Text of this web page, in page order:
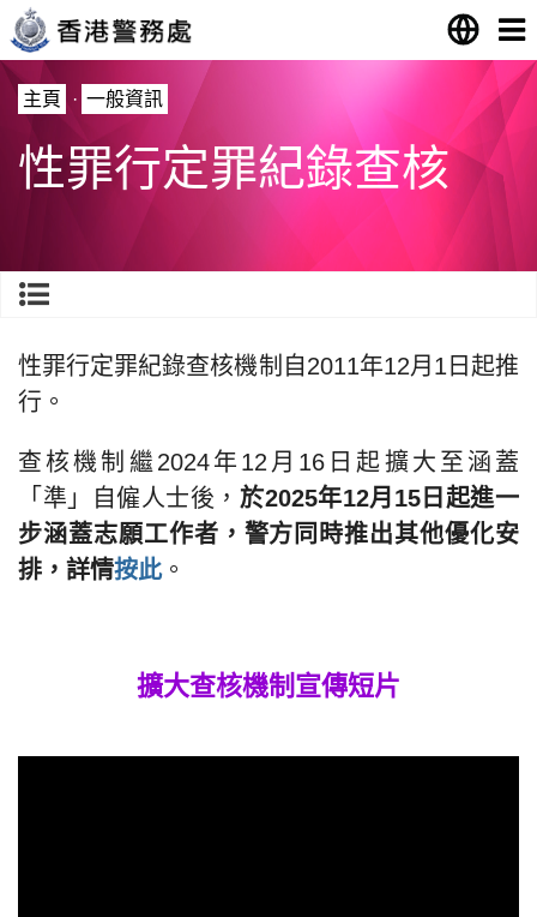
主頁 · 一般資訊
性罪行定罪紀錄查核
性罪行定罪紀錄查核機制自2011年12月1日起推
行。
查核機制繼2024年12月16日起擴大至涵蓋
「準」自僱人士後， 於2025年12月15日起進一
步涵蓋志願工作者，警方同時推出其他優化安
排，詳情按此。
擴大查核機制宣傳短片